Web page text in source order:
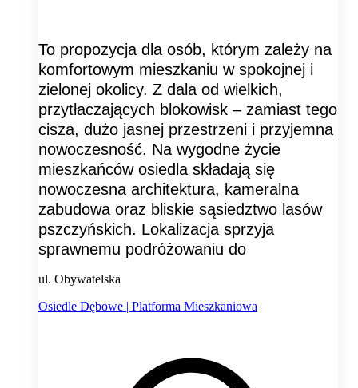
To propozycja dla osób, którym zależy na
komfortowym mieszkaniu w spokojnej i
zielonej okolicy. Z dala od wielkich,
przytłaczających blokowisk – zamiast tego
cisza, dużo jasnej przestrzeni i przyjemna
nowoczesność. Na wygodne życie
mieszkańców osiedla składają się
nowoczesna architektura, kameralna
zabudowa oraz bliskie sąsiedztwo lasów
pszczyńskich. Lokalizacja sprzyja
sprawnemu podróżowaniu do
ul. Obywatelska
Osiedle Dębowe | Platforma Mieszkaniowa